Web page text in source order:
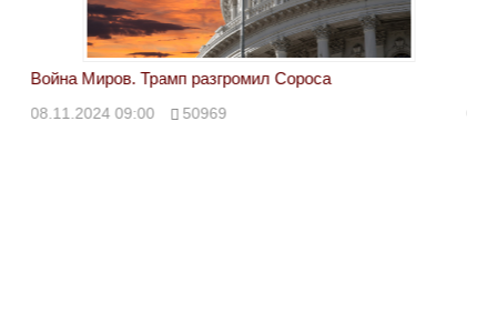
Война Миров. Трамп разгромил Сороса
08.11.2024 09:00 50969